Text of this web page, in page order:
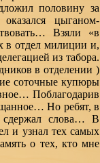
половину за
цыганом-
Взяли «в
в отдел милиции и,
из табора.
в отделении )
соточные купюры
Поблагодарив
Но ребят, в
сдержал слова… В
и узнал тех самых
о тех, кто мне